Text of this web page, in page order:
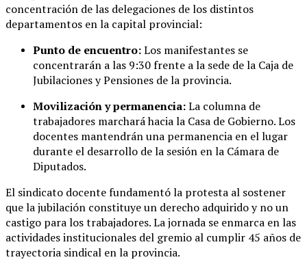
concentración de las delegaciones de los distintos
departamentos en la capital provincial:
Punto de encuentro:Los manifestantes se
concentrarán a las 9:30 frente a la sede de la Caja de
Jubilaciones y Pensiones de la provincia.
Movilización y permanencia:La columna de
trabajadores marchará hacia la Casa de Gobierno. Los
docentes mantendrán una permanencia en el lugar
durante el desarrollo de la sesión en la Cámara de
Diputados.
El sindicato docente fundamentó la protesta al sostener
que la jubilación constituye un derecho adquirido y no un
castigo para los trabajadores. La jornada se enmarca en las
actividades institucionales del gremio al cumplir 45 años de
trayectoria sindical en la provincia.